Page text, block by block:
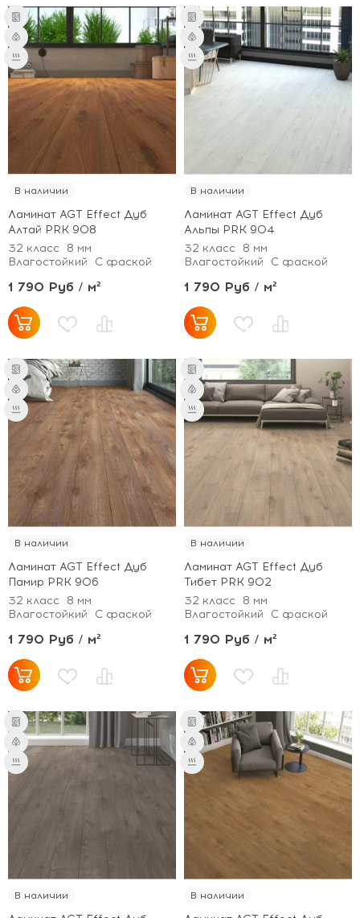
В наличии
Ламинат AGT Effect Дуб
Алтай PRK 908
32 класс
8 мм
Влагостойкий
С фаской
1 790 Руб / м²
В наличии
Ламинат AGT Effect Дуб
Альпы PRK 904
32 класс
8 мм
Влагостойкий
С фаской
1 790 Руб / м²
В наличии
Ламинат AGT Effect Дуб
Памир PRK 906
32 класс
8 мм
Влагостойкий
С фаской
1 790 Руб / м²
В наличии
Ламинат AGT Effect Дуб
Тибет PRK 902
32 класс
8 мм
Влагостойкий
С фаской
1 790 Руб / м²
В наличии В наличии